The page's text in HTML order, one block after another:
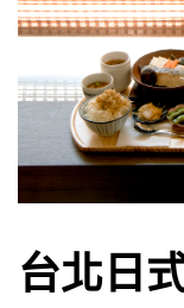
台北日